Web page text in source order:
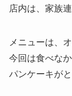
店内は、家族
メニューは、
今回は食べな
パンケーキが